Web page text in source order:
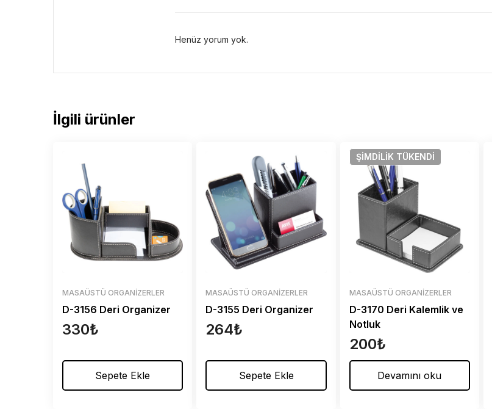
Henüz yorum yok.
İlgili ürünler
MASAÜSTÜ ORGANIZERLER
D-3156 Deri Organizer
330₺
Sepete Ekle
MASAÜSTÜ ORGANIZERLER
D-3155 Deri Organizer
264₺
Sepete Ekle
ŞIMDILIK TÜKENDI
MASAÜSTÜ ORGANIZERLER
D-3170 Deri Kalemlik ve
Notluk
200₺
Devamını oku